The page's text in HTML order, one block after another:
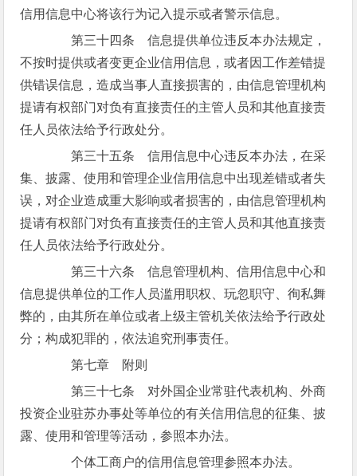
信用信息中心将该行为记入提示或者警示信息。
第三十四条 信息提供单位违反本办法规定，
不按时提供或者变更企业信用信息，或者因工作差错提
供错误信息，造成当事人直接损害的，由信息管理机构
提请有权部门对负有直接责任的主管人员和其他直接责
任人员依法给予行政处分。
第三十五条 信用信息中心违反本办法，在采
集、披露、使用和管理企业信用信息中出现差错或者失
误，对企业造成重大影响或者损害的，由信息管理机构
提请有权部门对负有直接责任的主管人员和其他直接责
任人员依法给予行政处分。
第三十六条 信息管理机构、信用信息中心和
信息提供单位的工作人员滥用职权、玩忽职守、徇私舞
弊的，由其所在单位或者上级主管机关依法给予行政处
分；构成犯罪的，依法追究刑事责任。
第七章 附则
第三十七条 对外国企业常驻代表机构、外商
投资企业驻苏办事处等单位的有关信用信息的征集、披
露、使用和管理等活动，参照本办法。
个体工商户的信用信息管理参照本办法。